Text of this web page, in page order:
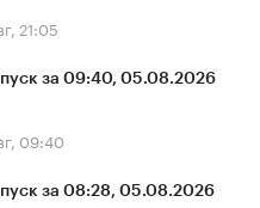
21:05
за 09:40, 05.08.2026
09:40
за 08:28, 05.08.2026